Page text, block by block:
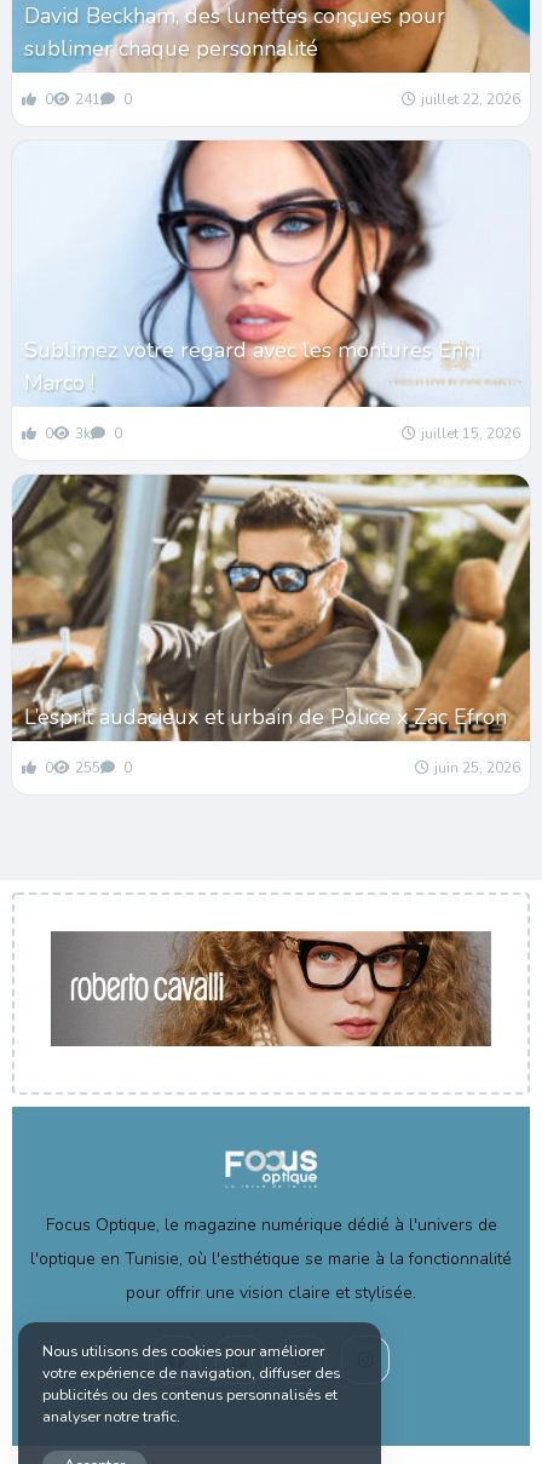
David Beckham, des lunettes conçues pour
sublimer chaque personnalité
0 241 0 juillet 22, 2026
Sublimez votre regard avec les montures Enni
Marco !
0 3k 0 juillet 15, 2026
L’esprit audacieux et urbain de Police x Zac Efron
0 255 0 juin 25, 2026
Focus Optique, le magazine numérique dédié à l'univers de
l'optique en Tunisie, où l'esthétique se marie à la fonctionnalité
pour offrir une vision claire et stylisée.
Nous utilisons des cookies pour améliorer
votre expérience de navigation, diffuser des
publicités ou des contenus personnalisés et
analyser notre trafic.